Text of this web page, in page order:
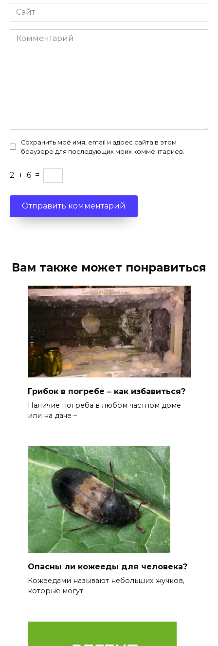
Сайт
Комментарий
Сохранить моё имя, email и адрес сайта в этом
браузере для последующих моих комментариев.
2 + 6 =
Вам также может понравиться
Грибок в погребе ‒ как избавиться?
Наличие погреба в любом частном доме
или на даче –
Опасны ли кожееды для человека?
Кожеедами называют небольших жучков,
которые могут